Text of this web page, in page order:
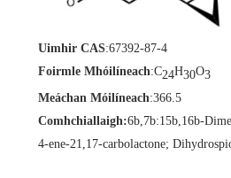
Uimhir CAS:67392-87-4
Foirmle Mhóilíneach:C24H30O3
Meáchan Móilíneach:366.5
Comhchiallaigh:6b,7b:15b,16b-
4-ene-21,17-carbolactone;